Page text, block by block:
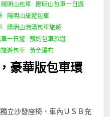
陽明山包車
陽明山包車一日遊
陽明山旅遊包車
陽明山泡湯包車旅遊
一日遊
預約包車旅遊
遊包車 黃金瀑布
豪華版包車環
立沙發座椅、車內ＵＳＢ充